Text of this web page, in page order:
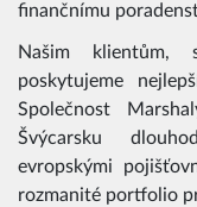
finančnímu
Našim klientům,
poskytujeme
Společnost
Švýcarsku
evropskými
rozmanité portfolio